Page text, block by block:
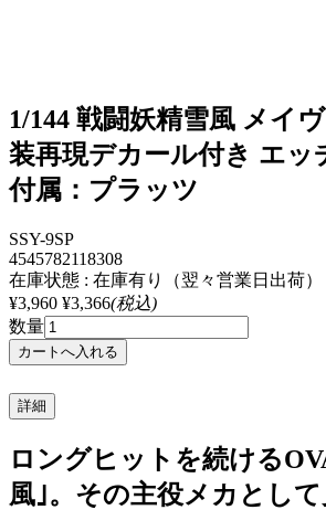
1/144 戦闘妖精雪風 メイ
装再現デカール付き エッ
付属：プラッツ
SSY-9SP
4545782118308
在庫状態 : 在庫有り（翌々営業日出荷）
¥3,960 ¥3,366(税込)
数量
詳細
ロングヒットを続ける
風｣。その主役メカとし